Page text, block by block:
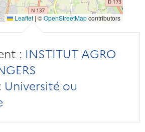
Leaflet | ©OpenStreetMapcontributors
: INSTITUT AGRO
Université ou